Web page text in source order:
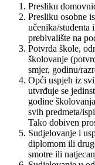
Presliku
Presliku osobne
učenika/studenta
prebivalište na
Potvrda škole,
školovanje
smjer, godinu/
Opći uspjeh iz
utvrđuje se
godine
svih predmeta/
Tako dobiven
Sudjelovanje i
diplomom ili
smotre ili